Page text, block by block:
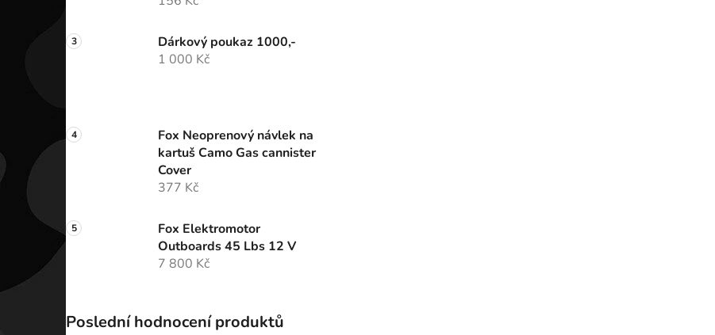
Dárkový poukaz 1000,-
1 000 Kč
Fox Neoprenový návlek na
kartuš Camo Gas cannister
Cover
377 Kč
Fox Elektromotor
Outboards 45 Lbs 12 V
7 800 Kč
Poslední hodnocení produktů